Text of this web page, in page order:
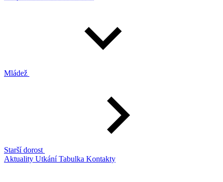
Mládež
Starší dorost
Aktuality UtkáníTabulka Kontakty